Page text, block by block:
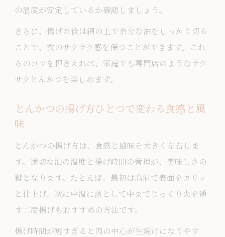
の温度が安定しているか確認しましょう。
さらに、揚げた後は網の上で余分な油をしっかり切る
ことで、衣のサクサク感を保つことができます。これ
らのコツを押さえれば、家庭でも専門店のようなサク
サクとんかつを楽しめます。
とんかつの揚げ方ひとつで変わる食感と風
味
とんかつの揚げ方は、食感と風味を大きく左右しま
す。適切な油の温度と揚げ時間の管理が、美味しさの
鍵となります。たとえば、最初は高温で表面をカリッ
と仕上げ、次に中温に落として中までじっくり火を通
す二度揚げもおすすめの方法です。
揚げ時間が短すぎると肉の中心が生焼けになりやす